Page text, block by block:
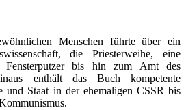
Menschen führte über ein
die Priesterweihe, eine
Fensterputzer bis hin zum Amt des
enthält das Buch kompetente
und Staat in der ehemaligen CSSR bis